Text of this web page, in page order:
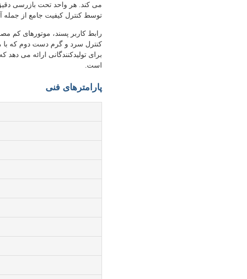
می کند. هر واحد تحت بازرسی
توسط کنترل کیفیت جامع از جمله
رابط کاربر پسند، موتورهای کم
است.
پارامترهای فنی